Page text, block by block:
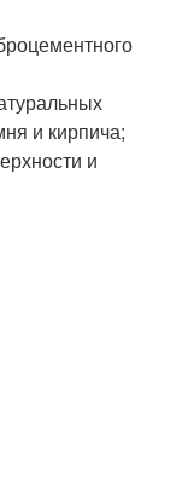
и кирпича;
и